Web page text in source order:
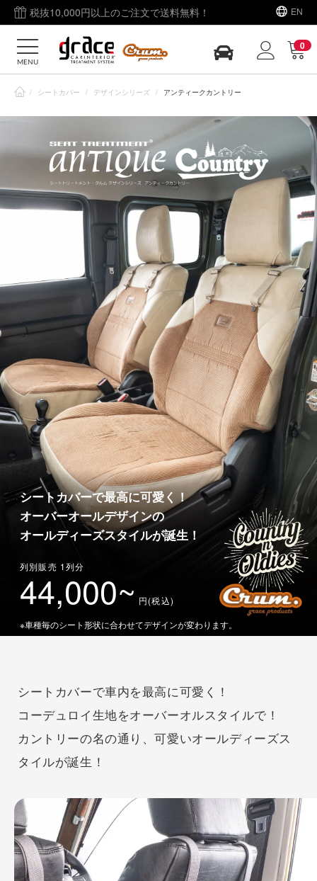
税抜10,000円以上のご注文で送料無料！ EN
0
MENU
/ シートカバー / デザインシリーズ / アンティークカントリー
シートカバーで最高に可愛く！
オーバーオールデザインの
オールディーズスタイルが誕生！
列別販売 1列分
44,000~ 円(税込)
※車種毎のシート形状に合わせてデザインが変わります。
シートカバーで車内を最高に可愛く！
コーデュロイ生地をオーバーオルスタイルで！
カントリーの名の通り、可愛いオールディーズス
タイルが誕生！